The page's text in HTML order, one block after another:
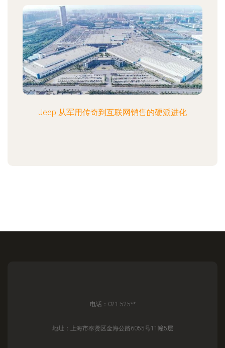
Jeep 从军用传奇到互联网销售的硬派进化
电话：021-525**
地址：上海市奉贤区金海公路6055号11幢5层